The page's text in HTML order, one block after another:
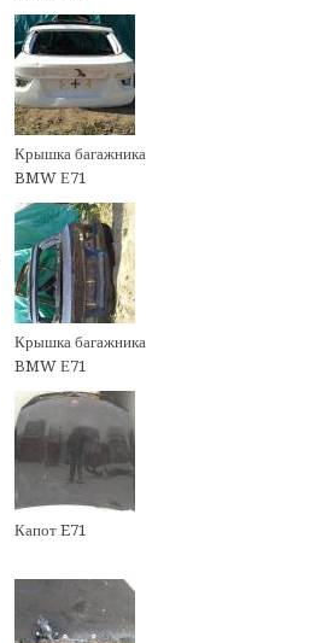
Крышка багажника
BMW Е71
Крышка багажника
BMW Е71
Капот E71